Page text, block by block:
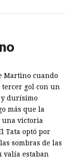
Martino cuando
gol con un
durísimo
más que la
una victoria
Tata optó por
sombras de las
valía estaban